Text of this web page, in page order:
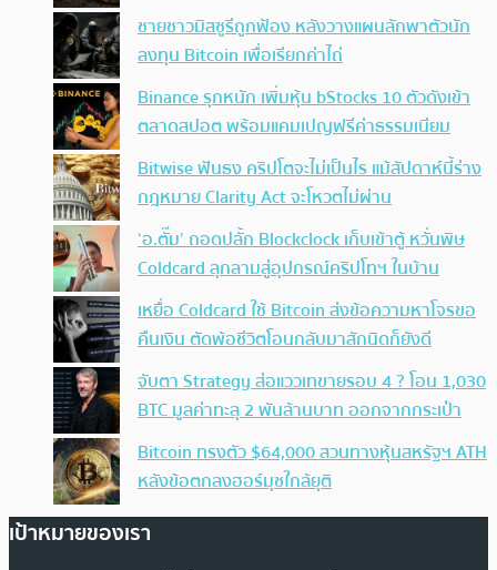
ชายชาวมิสซูรีถูกฟ้อง หลังวางแผนลักพาตัวนัก
ลงทุน Bitcoin เพื่อเรียกค่าไถ่
Binance รุกหนัก เพิ่มหุ้น bStocks 10 ตัวดังเข้า
ตลาดสปอต พร้อมแคมเปญฟรีค่าธรรมเนียม
Bitwise ฟันธง คริปโตจะไม่เป็นไร แม้สัปดาห์นี้ร่าง
กฎหมาย Clarity Act จะโหวตไม่ผ่าน
‘อ.ตั๊ม’ ถอดปลั้ก Blockclock เก็บเข้าตู้ หวั่นพิษ
Coldcard ลุกลามสู่อุปกรณ์คริปโทฯ ในบ้าน
เหยื่อ Coldcard ใช้ Bitcoin ส่งข้อความหาโจรขอ
คืนเงิน ตัดพ้อชีวิตโอนกลับมาสักนิดก็ยังดี
จับตา Strategy ส่อแววเทขายรอบ 4 ? โอน 1,030
BTC มูลค่าทะลุ 2 พันล้านบาท ออกจากกระเป๋า
Bitcoin ทรงตัว $64,000 สวนทางหุ้นสหรัฐฯ ATH
หลังข้อตกลงฮอร์มุซใกล้ยุติ
เป้าหมายของเรา